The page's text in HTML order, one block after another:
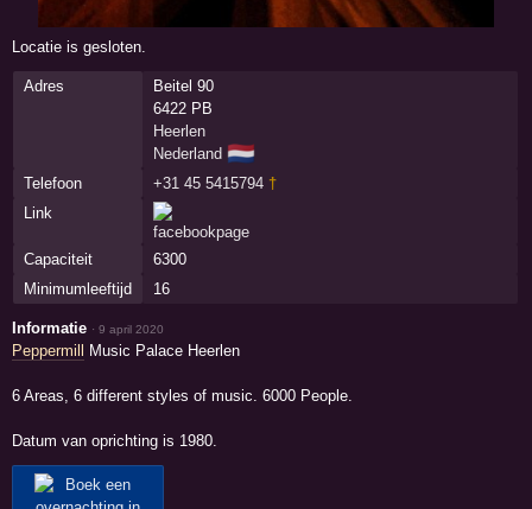
Locatie is gesloten.
Adres
Beitel 90
6422 PB
Heerlen
Nederland 🇳🇱
Telefoon +31 45 5415794 †
Link
Capaciteit
6300
Minimumleeftijd
16
Informatie ·9 april 2020
Peppermill Music Palace Heerlen
6 Areas, 6 different styles of music. 6000 People.
Datum van oprichting is 1980.